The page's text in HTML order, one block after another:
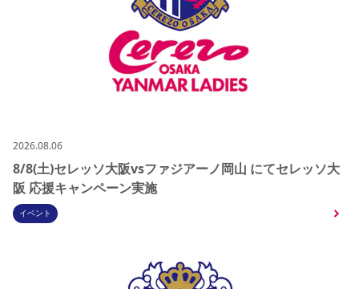
2026.08.06
8/8(土)セレッソ大阪vsファジアーノ岡山 にてセレッソ大
阪 応援キャンペーン実施
イベント